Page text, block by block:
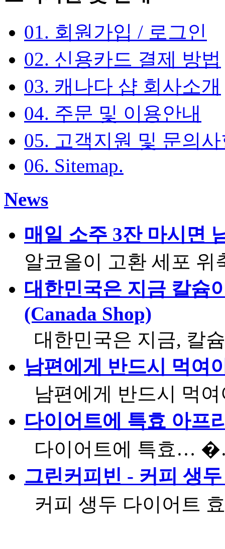
01. 회원가입 / 로그인
02. 신용카드 결제 방법
03. 캐나다 샵 회사소개
04. 주문 및 이용안내
05. 고객지원 및 문의
06. Sitemap.
News
매일 소주 3잔 마시면
알코올이 고환 세포
대한민국은 지금 칼슘
(Canada Shop)
대한민국은 지금,
남편에게 반드시 먹여
남편에게 반드시 먹
다이어트에 특효 아프
다이어트에 특효…
그린커피빈 - 커피 생
커피 생두 다이어트